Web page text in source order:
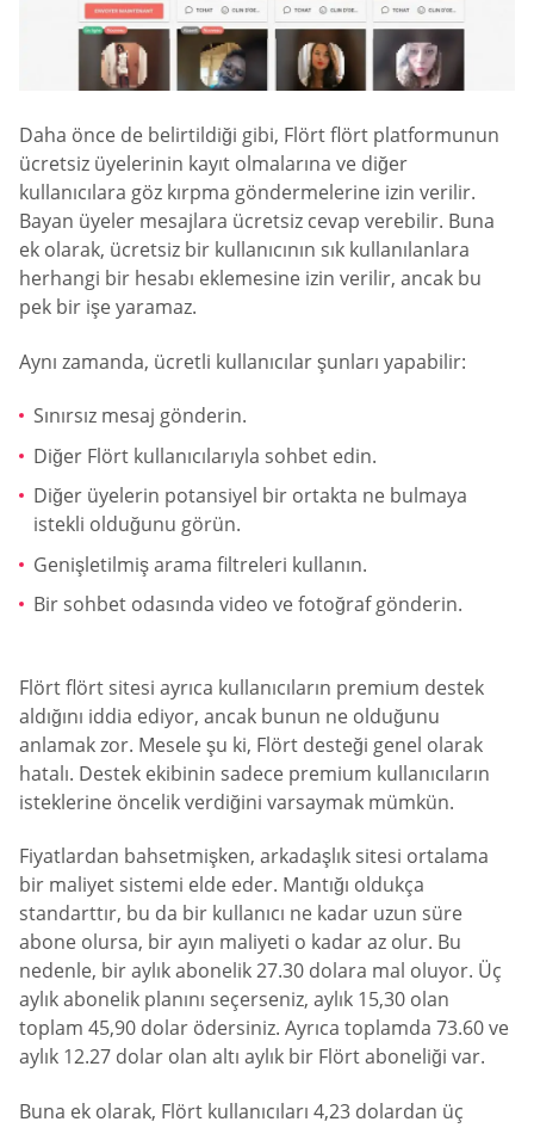
Daha önce de belirtildiği gibi, Flört flört platformunun
ücretsiz üyelerinin kayıt olmalarına ve diğer
kullanıcılara göz kırpma göndermelerine izin verilir.
Bayan üyeler mesajlara ücretsiz cevap verebilir. Buna
ek olarak, ücretsiz bir kullanıcının sık kullanılanlara
herhangi bir hesabı eklemesine izin verilir, ancak bu
pek bir işe yaramaz.
Aynı zamanda, ücretli kullanıcılar şunları yapabilir:
Sınırsız mesaj gönderin.
Diğer Flört kullanıcılarıyla sohbet edin.
Diğer üyelerin potansiyel bir ortakta ne bulmaya
istekli olduğunu görün.
Genişletilmiş arama filtreleri kullanın.
Bir sohbet odasında video ve fotoğraf gönderin.
Flört flört sitesi ayrıca kullanıcıların premium destek
aldığını iddia ediyor, ancak bunun ne olduğunu
anlamak zor. Mesele şu ki, Flört desteği genel olarak
hatalı. Destek ekibinin sadece premium kullanıcıların
isteklerine öncelik verdiğini varsaymak mümkün.
Fiyatlardan bahsetmişken, arkadaşlık sitesi ortalama
bir maliyet sistemi elde eder. Mantığı oldukça
standarttır, bu da bir kullanıcı ne kadar uzun süre
abone olursa, bir ayın maliyeti o kadar az olur. Bu
nedenle, bir aylık abonelik 27.30 dolara mal oluyor. Üç
aylık abonelik planını seçerseniz, aylık 15,30 olan
toplam 45,90 dolar ödersiniz. Ayrıca toplamda 73.60 ve
aylık 12.27 dolar olan altı aylık bir Flört aboneliği var.
Buna ek olarak, Flört kullanıcıları 4,23 dolardan üç